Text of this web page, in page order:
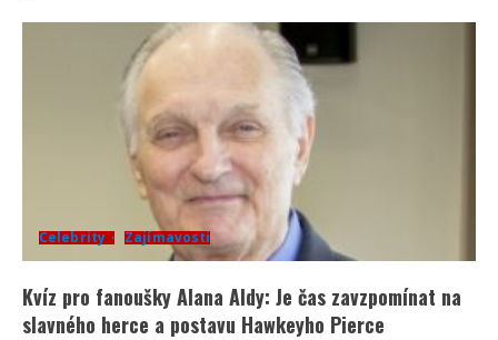
Celebrity Zajímavosti
Kvíz pro fanoušky Alana Aldy: Je čas zavzpomínat na
slavného herce a postavu Hawkeyho Pierce